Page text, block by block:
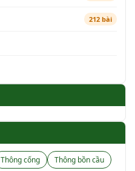
212 bài
Thông cống
Thông bồn cầu